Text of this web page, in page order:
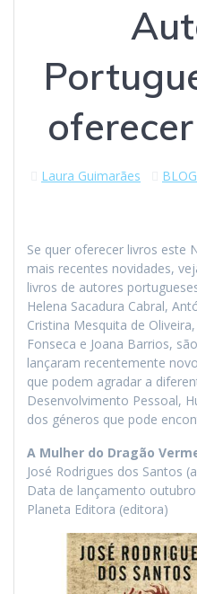
Laura Guimarães BLOG
Se quer oferecer livros este
mais recentes novidades,
livros de autores
Helena Sacadura Cabral,
Cristina Mesquita de
Fonseca e Joana Barrios,
lançaram recentemente
que podem agradar a
Desenvolvimento Pessoal,
dos géneros que pode
A Mulher do Dragão
José Rodrigues dos Santos
Data de lançamento
Planeta Editora (editora)